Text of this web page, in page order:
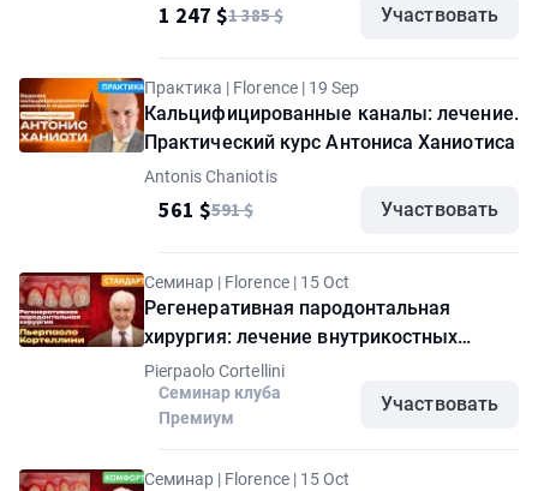
1 247 $1 385 $ Участвовать
Практика | Florence | 19 Sep
Кальцифицированные каналы: лечение.
Практический курс Антониса Ханиотиса
Antonis Chaniotis
561 $591 $ Участвовать
Семинар | Florence | 15 Oct
Регенеративная пародонтальная
хирургия: лечение внутрикостных
дефектов. Углубленный семинар
Пьерпаоло Кортеллини. Пакет
"Стандарт"
Pierpaolo Cortellini
Семинар клуба
Премиум
Участвовать
Семинар | Florence | 15 Oct